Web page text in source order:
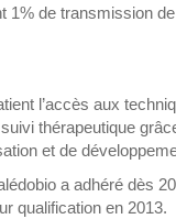
1% de transmission
l’accès aux
thérapeutique
et de
a adhéré dès
qualification en 2013.